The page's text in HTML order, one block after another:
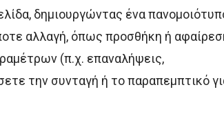
δημιουργώντας ένα
αλλαγή, όπως προσθήκη ή
(π.χ. επαναλήψεις,
την συνταγή ή το παραπεμπτικό